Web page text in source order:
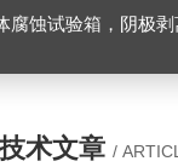
试验箱，防水防尘试验箱，盐雾箱，
技术文章 /